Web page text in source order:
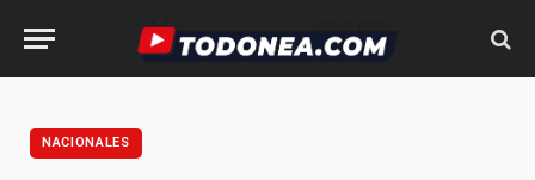
NACIONALES